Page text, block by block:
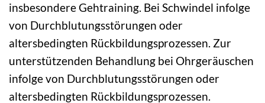
insbesondere Gehtraining. Bei Schwindel infolge
von Durchblutungsstörungen oder
altersbedingten Rückbildungsprozessen. Zur
unterstützenden Behandlung bei Ohrgeräuschen
infolge von Durchblutungsstörungen oder
altersbedingten Rückbildungsprozessen.